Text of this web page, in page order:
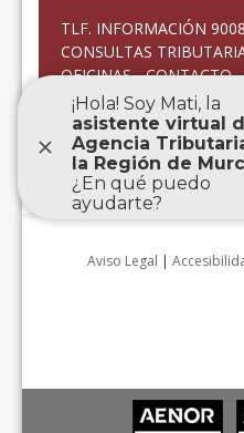
TLF. INFORMACIÓN
CONSULTAS
OFICINAS - CONTACTO
CITA PREVIA
QUEJAS Y SUGERENCIAS
ATENCIÓN INCIDENCIAS
Aviso Legal |